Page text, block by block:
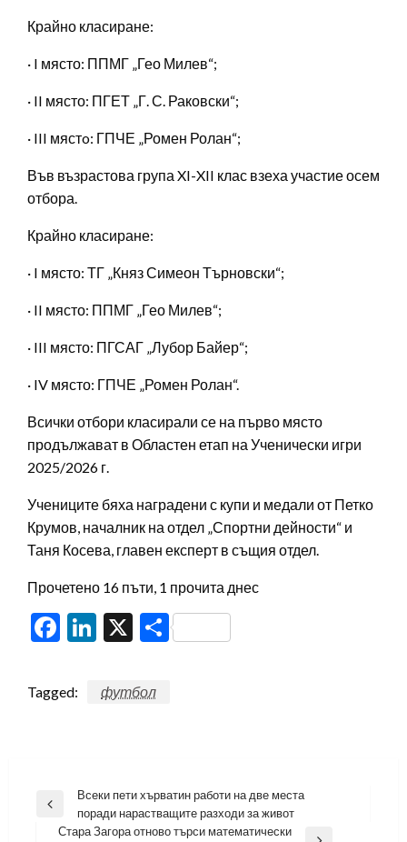
Крайно класиране:
· I място: ППМГ „Гео Милев“;
· II място: ПГЕТ „Г. С. Раковски“;
· III мястo: ГПЧЕ „Ромен Ролан“;
Във възрастова група XI-XII клас взеха участие осем
отбора.
Крайно класиране:
· I място: ТГ „Княз Симеон Търновски“;
· II място: ППМГ „Гео Милев“;
· III място: ПГСАГ „Лубор Байер“;
· IV място: ГПЧЕ „Ромен Ролан“.
Всички отбори класирали се на първо място
продължават в Областен етап на Ученически игри
2025/2026 г.
Учениците бяха наградени с купи и медали от Петко
Крумов, началник на отдел „Спортни дейности“ и
Таня Косева, главен експерт в същия отдел.
Прочетено 16 пъти, 1 прочита днес
Facebook
LinkedIn
X Share
Tagged: футбол
Навигация
Previous
Post
Всеки пети хърватин работи на две места
поради нарастващите разходи за живот
Стара Загора отново търси математически